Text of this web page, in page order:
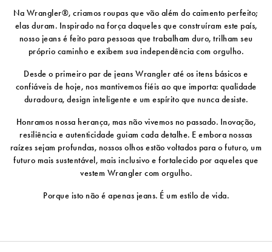
Na Wrangler®, criamos roupas que vão além do caimento perfeito;
elas duram. Inspirado na força daqueles que construíram este país,
nosso jeans é feito para pessoas que trabalham duro, trilham seu
próprio caminho e exibem sua independência com orgulho.
Desde o primeiro par de jeans Wrangler até os itens básicos e
confiáveis ​​de hoje, nos mantivemos fiéis ao que importa: qualidade
duradoura, design inteligente e um espírito que nunca desiste.
Honramos nossa herança, mas não vivemos no passado. Inovação,
resiliência e autenticidade guiam cada detalhe. E embora nossas
raízes sejam profundas, nossos olhos estão voltados para o futuro, um
futuro mais sustentável, mais inclusivo e fortalecido por aqueles que
vestem Wrangler com orgulho.
Porque isto não é apenas jeans. É um estilo de vida.